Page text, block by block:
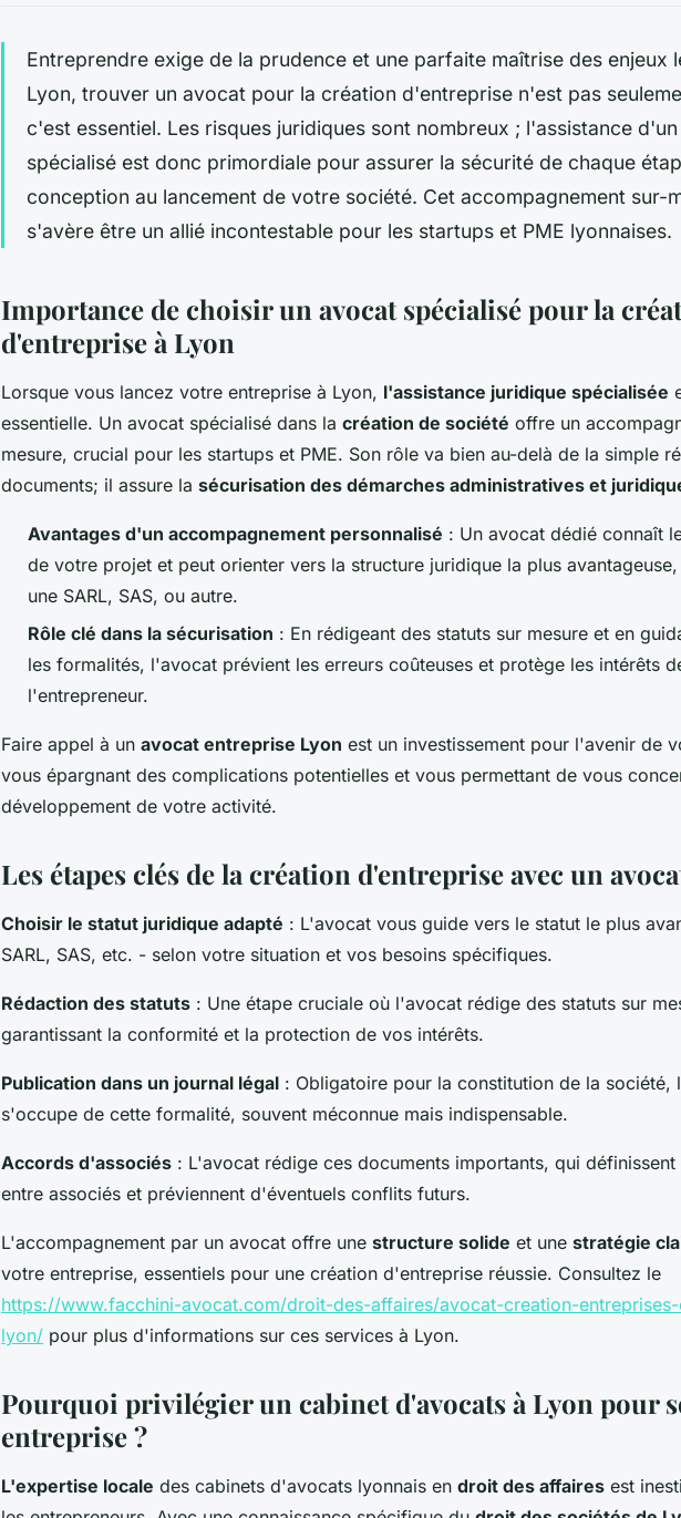
Entreprendre exige de la prudence et une parfaite maîtrise des enjeux
Lyon, trouver un avocat pour la création d'entreprise n'est pas
c'est essentiel. Les risques juridiques sont nombreux ; l'assistance
spécialisé est donc primordiale pour assurer la sécurité de chaque
conception au lancement de votre société. Cet accompagnement sur-
s'avère être un allié incontestable pour les startups et PME lyonnaises.
Importance de choisir un avocat spécialisé pour la
d'entreprise à Lyon
Lorsque vous lancez votre entreprise à Lyon, l'assistance juridique spécialisée
essentielle. Un avocat spécialisé dans la création de société offre un
mesure, crucial pour les startups et PME. Son rôle va bien au-delà de la simple
documents; il assure la sécurisation des démarches administratives et
Avantages d'un accompagnement personnalisé : Un avocat dédié connaît
de votre projet et peut orienter vers la structure juridique la plus
une SARL, SAS, ou autre.
Rôle clé dans la sécurisation : En rédigeant des statuts sur mesure et en
les formalités, l'avocat prévient les erreurs coûteuses et protège les intérêts
l'entrepreneur.
Faire appel à un avocat entreprise Lyon est un investissement pour l'avenir de
vous épargnant des complications potentielles et vous permettant de vous
développement de votre activité.
Les étapes clés de la création d'entreprise avec un
Choisir le statut juridique adapté : L'avocat vous guide vers le statut le plus
SARL, SAS, etc. - selon votre situation et vos besoins spécifiques.
Rédaction des statuts : Une étape cruciale où l'avocat rédige des statuts sur
garantissant la conformité et la protection de vos intérêts.
Publication dans un journal légal : Obligatoire pour la constitution de la société,
s'occupe de cette formalité, souvent méconnue mais indispensable.
Accords d'associés : L'avocat rédige ces documents importants, qui définissent
entre associés et préviennent d'éventuels conflits futurs.
L'accompagnement par un avocat offre une structure solide et une stratégie
votre entreprise, essentiels pour une création d'entreprise réussie. Consultez le
https://www.facchini-avocat.com/droit-des-affaires/avocat-creation-
lyon/ pour plus d'informations sur ces services à Lyon.
Pourquoi privilégier un cabinet d'avocats à Lyon pour
entreprise ?
L'expertise locale des cabinets d'avocats lyonnais en droit des affaires est